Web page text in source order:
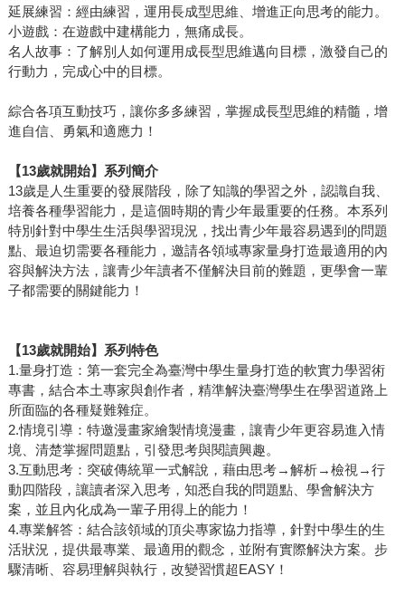
延展練習：經由練習，運用長成型思維、增進正向思考的能力。
小遊戲：在遊戲中建構能力，無痛成長。
名人故事：了解別人如何運用成長型思維邁向目標，激發自己的
行動力，完成心中的目標。
綜合各項互動技巧，讓你多多練習，掌握成長型思維的精髓，增
進自信、勇氣和適應力！
【13歲就開始】系列簡介
13歲是人生重要的發展階段，除了知識的學習之外，認識自我、
培養各種學習能力，是這個時期的青少年最重要的任務。本系列
特別針對中學生生活與學習現況，找出青少年最容易遇到的問題
點、最迫切需要各種能力，邀請各領域專家量身打造最適用的內
容與解決方法，讓青少年讀者不僅解決目前的難題，更學會一輩
子都需要的關鍵能力！
【13歲就開始】系列特色
1.量身打造：第一套完全為臺灣中學生量身打造的軟實力學習術
專書，結合本土專家與創作者，精準解決臺灣學生在學習道路上
所面臨的各種疑難雜症。
2.情境引導：特邀漫畫家繪製情境漫畫，讓青少年更容易進入情
境、清楚掌握問題點，引發思考與閱讀興趣。
3.互動思考：突破傳統單一式解說，藉由思考→解析→檢視→行
動四階段，讓讀者深入思考，知悉自我的問題點、學會解決方
案，並且內化成為一輩子用得上的能力！
4.專業解答：結合該領域的頂尖專家協力指導，針對中學生的生
活狀況，提供最專業、最適用的觀念，並附有實際解決方案。步
驟清晰、容易理解與執行，改變習慣超EASY！